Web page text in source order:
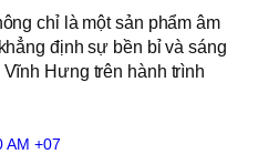
chỉ là một sản phẩm âm
định sự bền bỉ và sáng
Hưng trên hành trình
AM +07